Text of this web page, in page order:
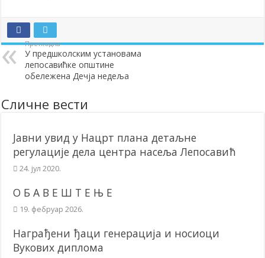
Полагањем венаца и свечаном академијом у Сочаници
Братске и пријатељске општине и грдови уручили поклон
ОБАВЕШТЕЊЕ – Бесплатан СкиПас 2024
Претходна
У предшколским установама
лепосавићке општине
обележена Дечја недеља
Сличне вести
Јавни увид у Нацрт плана детаљне
регулације дела центра насеља Лепосавић
24. јул 2020.
О Б А В Е Ш Т Е Њ Е
19. фебруар 2026.
Награђени ђаци генерација и носиоци
Вукових диплома